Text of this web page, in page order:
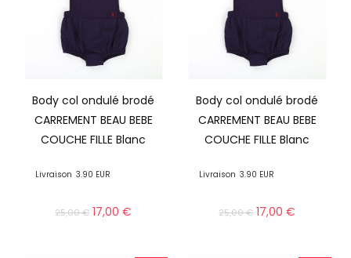
Body col ondulé brodé
CARREMENT BEAU BEBE
COUCHE FILLE Blanc
Livraison 3.90 EUR
25,00€ 17,00€
Body col ondulé brodé
CARREMENT BEAU BEBE
COUCHE FILLE Blanc
Livraison 3.90 EUR
25,00€ 17,00€